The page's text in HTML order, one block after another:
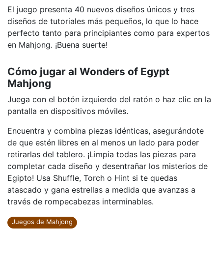
El juego presenta 40 nuevos diseños únicos y tres
diseños de tutoriales más pequeños, lo que lo hace
perfecto tanto para principiantes como para expertos
en Mahjong. ¡Buena suerte!
Cómo jugar al Wonders of Egypt
Mahjong
Juega con el botón izquierdo del ratón o haz clic en la
pantalla en dispositivos móviles.
Encuentra y combina piezas idénticas, asegurándote
de que estén libres en al menos un lado para poder
retirarlas del tablero. ¡Limpia todas las piezas para
completar cada diseño y desentrañar los misterios de
Egipto! Usa Shuffle, Torch o Hint si te quedas
atascado y gana estrellas a medida que avanzas a
través de rompecabezas interminables.
Juegos de Mahjong